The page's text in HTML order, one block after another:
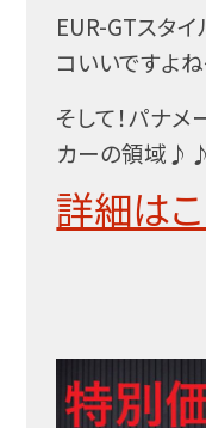
EUR-GTスタ
コいいですよね
そして！パナ
カーの領域♪♪
詳細はこ